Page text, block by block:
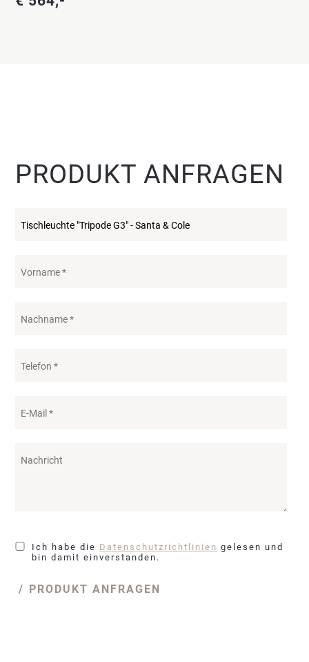
PRODUKT ANFRAGEN
Ich habe die Datenschutzrichtlinien gelesen und
bin damit einverstanden.
PRODUKT ANFRAGEN